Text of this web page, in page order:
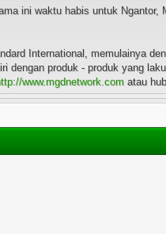
ini waktu habis untuk
International, memulainya
dengan produk - produk yang
www.mgdnetwork.com atau